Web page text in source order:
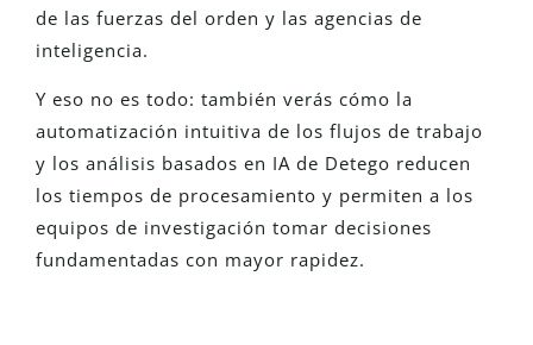
de las fuerzas del orden y las agencias de
inteligencia.
Y eso no es todo: también verás cómo la
automatización intuitiva de los flujos de trabajo
y los análisis basados en IA de Detego reducen
los tiempos de procesamiento y permiten a los
equipos de investigación tomar decisiones
fundamentadas con mayor rapidez.